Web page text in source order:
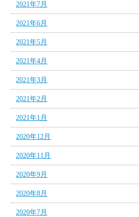
2021年7月
2021年6月
2021年5月
2021年4月
2021年3月
2021年2月
2021年1月
2020年12月
2020年11月
2020年9月
2020年8月
2020年7月